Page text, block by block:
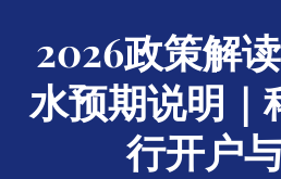
2026政策解
水预期说明｜
行开户